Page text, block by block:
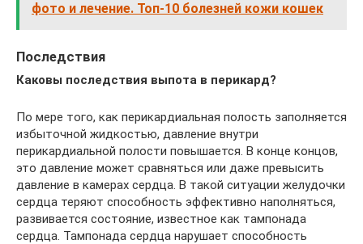
фото и лечение. Топ-10 болезней кожи кошек
Последствия
Каковы последствия выпота в перикард?
По мере того, как перикардиальная полость заполняется
избыточной жидкостью, давление внутри
перикардиальной полости повышается. В конце концов,
это давление может сравняться или даже превысить
давление в камерах сердца. В такой ситуации желудочки
сердца теряют способность эффективно наполняться,
развивается состояние, известное как тампонада
сердца. Тампонада сердца нарушает способность